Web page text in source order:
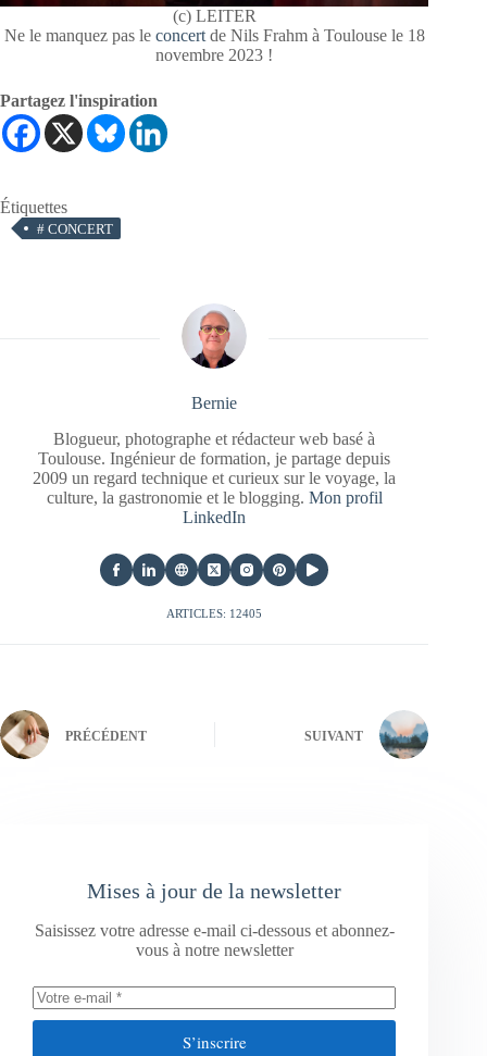
(c) LEITER
Ne le manquez pas le concertde Nils Frahm à Toulouse le 18
novembre 2023 !
Partagez l'inspiration
Étiquettes
# CONCERT
Bernie
Blogueur, photographe et rédacteur web basé à
Toulouse. Ingénieur de formation, je partage depuis
2009 un regard technique et curieux sur le voyage, la
culture, la gastronomie et le blogging. Mon profil
LinkedIn
ARTICLES: 12405
PRÉCÉDENT SUIVANT
Mises à jour de la newsletter
Saisissez votre adresse e-mail ci-dessous et abonnez-
vous à notre newsletter
S’inscrire